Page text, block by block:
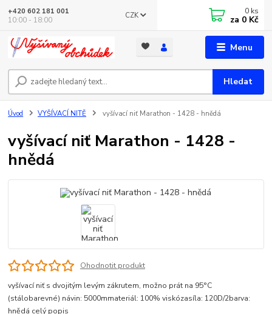
Menu
CZK
Hledat
+420 602 181 001
10:00 - 18:00
0 ks
za 0 Kč
Úvod VYŠÍVACÍ NITĚ vyšívací niť Marathon - 1428 - hnědá
vyšívací niť Marathon - 1428 -
hnědá
Ohodnotit produkt
vyšívací niť s dvojitým levým zákrutem, možno prát na 95°C
(stálobarevné) návin: 5000mmateriál: 100% viskózasíla: 120D/2barva:
hnědá celý popis